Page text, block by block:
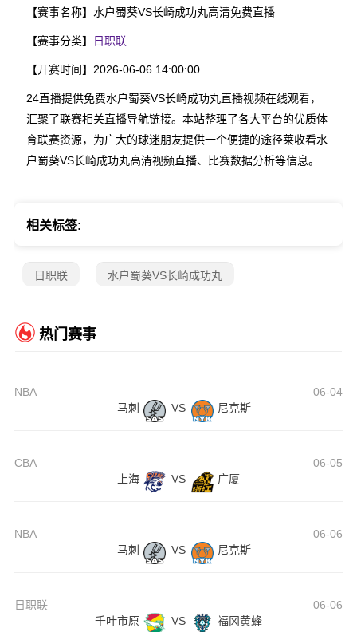
【赛事名称】 水户蜀葵VS长崎成功丸高清免费直播
【赛事分类】 日职联
【开赛时间】 2026-06-06 14:00:00
24直播提供免费水户蜀葵VS长崎成功丸直播视频在线观看，
汇聚了联赛相关直播导航链接。本站整理了各大平台的优质体
育联赛资源，为广大的球迷朋友提供一个便捷的途径莱收看水
户蜀葵VS长崎成功丸高清视频直播、比赛数据分析等信息。
相关标签:
日职联 水户蜀葵VS长崎成功丸
热门赛事
NBA
06-04
马刺
VS 尼克斯
CBA
06-05
上海
VS 广厦
NBA
06-06
马刺
VS 尼克斯
日职联
06-06
千叶市原
VS 福冈黄蜂